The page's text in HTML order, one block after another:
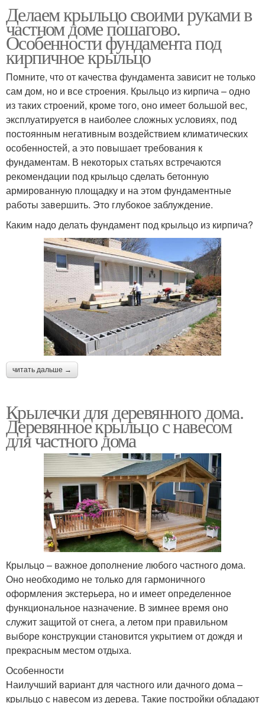
Делаем крыльцо своими руками в
частном доме пошагово.
Особенности фундамента под
кирпичное крыльцо
Помните, что от качества фундамента зависит не только
сам дом, но и все строения. Крыльцо из кирпича – одно
из таких строений, кроме того, оно имеет большой вес,
эксплуатируется в наиболее сложных условиях, под
постоянным негативным воздействием климатических
особенностей, а это повышает требования к
фундаментам. В некоторых статьях встречаются
рекомендации под крыльцо сделать бетонную
армированную площадку и на этом фундаментные
работы завершить. Это глубокое заблуждение.
Каким надо делать фундамент под крыльцо из кирпича?
читать дальше →
Крылечки для деревянного дома.
Деревянное крыльцо с навесом
для частного дома
Крыльцо – важное дополнение любого частного дома.
Оно необходимо не только для гармоничного
оформления экстерьера, но и имеет определенное
функциональное назначение. В зимнее время оно
служит защитой от снега, а летом при правильном
выборе конструкции становится укрытием от дождя и
прекрасным местом отдыха.
Особенности
Наилучший вариант для частного или дачного дома –
крыльцо с навесом из дерева. Такие постройки обладают